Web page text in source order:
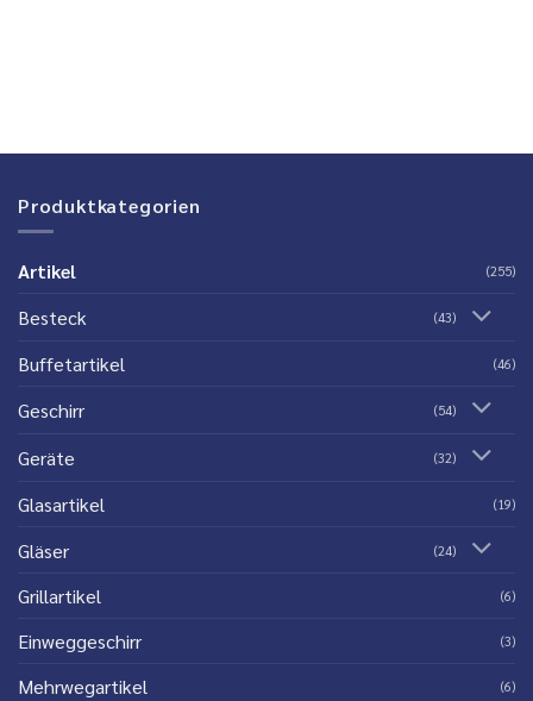
Produktkategorien
Artikel (255)
Besteck (43)
Buffetartikel (46)
Geschirr (54)
Geräte (32)
Glasartikel (19)
Gläser (24)
Grillartikel (6)
Einweggeschirr (3)
Mehrwegartikel (6)